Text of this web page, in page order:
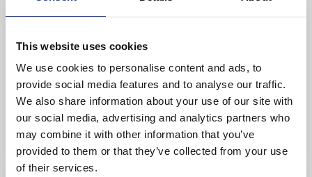
This website uses cookies
We use cookies to personalise content and ads, to
provide social media features and to analyse our traffic.
We also share information about your use of our site with
our social media, advertising and analytics partners who
may combine it with other information that you’ve
provided to them or that they’ve collected from your use
of their services.
Graphic design
COMPETENZE
Volantini Digitali
Torino